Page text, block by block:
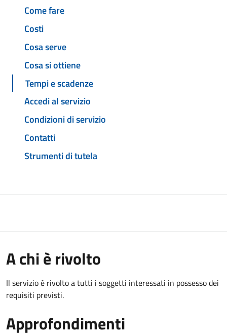
Come fare
Costi
Cosa serve
Cosa si ottiene
Tempi e scadenze
Accedi al servizio
Condizioni di servizio
Contatti
Strumenti di tutela
A chi è rivolto
Il servizio è rivolto a tutti i soggetti interessati in possesso dei
requisiti previsti.
Approfondimenti